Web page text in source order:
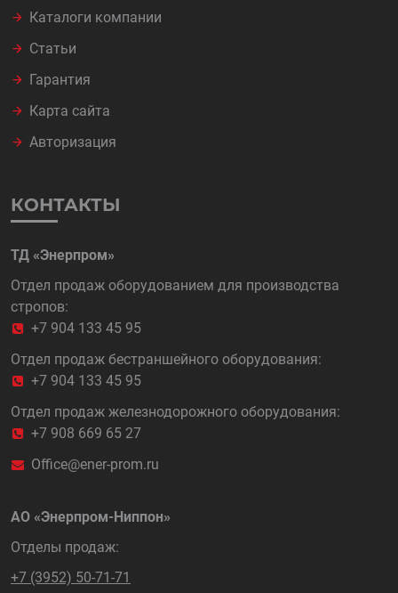
Каталоги компании
Статьи
Гарантия
Карта сайта
Авторизация
КОНТАКТЫ
ТД «Энерпром»
Отдел продаж оборудованием для производства
стропов:
+7 904 133 45 95
Отдел продаж бестраншейного оборудования:
+7 904 133 45 95
Отдел продаж железнодорожного оборудования:
+7 908 669 65 27
Office@ener-prom.ru
АО «Энерпром-Ниппон»
Отделы продаж:
+7 (3952) 50-71-71